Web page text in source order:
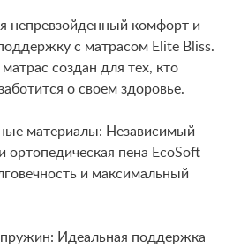
непревзойденный комфорт и
с матрасом Elite Bliss.
создан для тех, кто
о своем здоровье.
материалы: Независимый
пена EcoSoft
и максимальный
Идеальная поддержка